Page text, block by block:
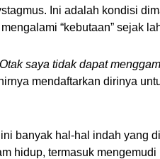
Ini adalah kondisi
“kebutaan” sejak
saya tidak dapat
mendaftarkan dirinya
banyak hal-hal indah yang
hidup, termasuk